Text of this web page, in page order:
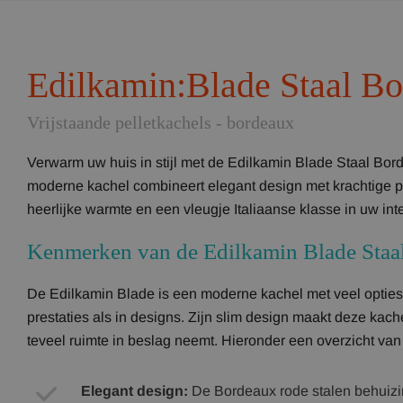
Edilkamin:Blade Staal
Vrijstaande pelletkachels - bordeaux
Verwarm uw huis in stijl met de Edilkamin Blade Staal
moderne kachel combineert elegant design met krachtige
heerlijke warmte en een vleugje Italiaanse klasse in uw
Kenmerken van de Edilkamin Blade
De Edilkamin Blade is een moderne kachel met veel
prestaties als in designs. Zijn slim design maakt deze
teveel ruimte in beslag neemt. Hieronder een overzicht
Elegant design: De Bordeaux rode stalen